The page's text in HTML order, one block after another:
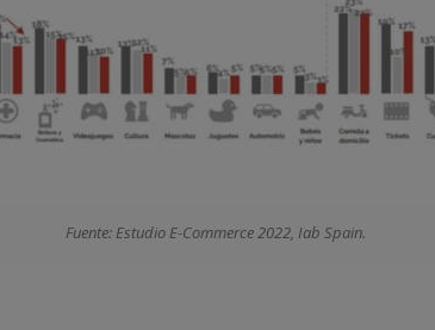
Fuente: Estudio E-Commerce 2022, Iab Spain.